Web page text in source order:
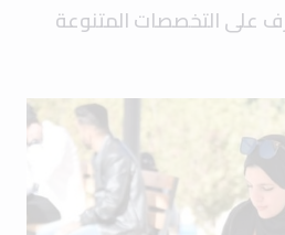
على التخصصات المتنوعة